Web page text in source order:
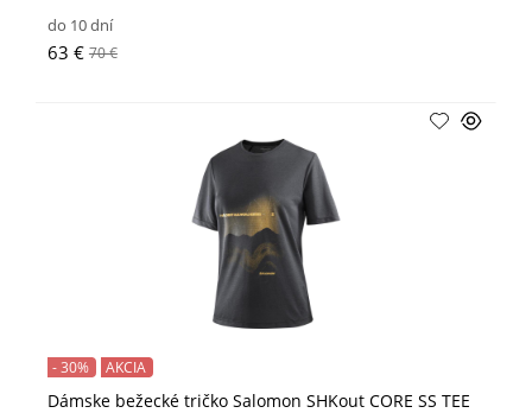
do 10 dní
63 € 70 €
Dámske bežecké tričko Salomon SHKout CORE SS TEE
- 30% AKCIA